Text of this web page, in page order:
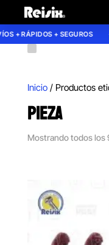
+ RÁPIDOS + SEGUROS
Inicio/ Productos
PIEZA
Mostrando todos los